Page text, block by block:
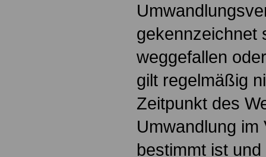
gekennzeichnet
weggefallen
gilt regelmäßig
Zeitpunkt des
Umwandlung im
bestimmt ist